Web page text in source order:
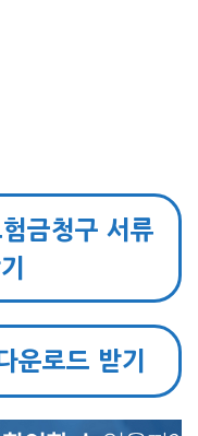
금청구 서류
운로드 받기